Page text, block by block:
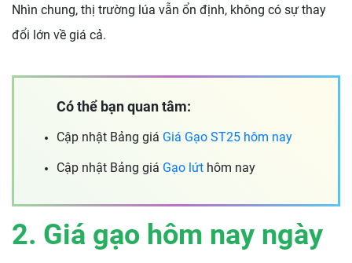
Nhìn chung, thị trường lúa vẫn ổn định, không có sự thay
đổi lớn về giá cả.
Có thể bạn quan tâm:
Cập nhật Bảng giá Giá Gạo ST25 hôm nay
Cập nhật Bảng giá Gạo lứt hôm nay
2. Giá gạo hôm nay ngày